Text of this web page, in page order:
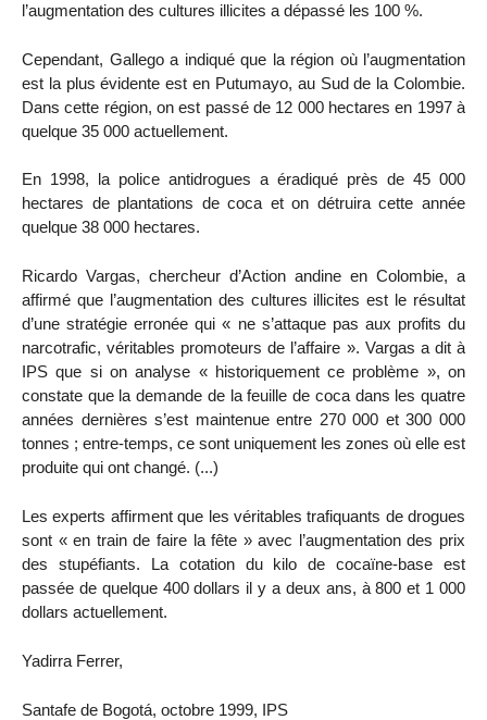
l’augmentation des cultures illicites a dépassé les 100 %.
Cependant, Gallego a indiqué que la région où l’augmentation
est la plus évidente est en Putumayo, au Sud de la Colombie.
Dans cette région, on est passé de 12 000 hectares en 1997 à
quelque 35 000 actuellement.
En 1998, la police antidrogues a éradiqué près de 45 000
hectares de plantations de coca et on détruira cette année
quelque 38 000 hectares.
Ricardo Vargas, chercheur d’Action andine en Colombie, a
affirmé que l’augmentation des cultures illicites est le résultat
d’une stratégie erronée qui « ne s’attaque pas aux profits du
narcotrafic, véritables promoteurs de l’affaire ». Vargas a dit à
IPS que si on analyse « historiquement ce problème », on
constate que la demande de la feuille de coca dans les quatre
années dernières s’est maintenue entre 270 000 et 300 000
tonnes ; entre-temps, ce sont uniquement les zones où elle est
produite qui ont changé. (...)
Les experts affirment que les véritables trafiquants de drogues
sont « en train de faire la fête » avec l’augmentation des prix
des stupéfiants. La cotation du kilo de cocaïne-base est
passée de quelque 400 dollars il y a deux ans, à 800 et 1 000
dollars actuellement.
Yadirra Ferrer,
Santafe de Bogotá, octobre 1999, IPS